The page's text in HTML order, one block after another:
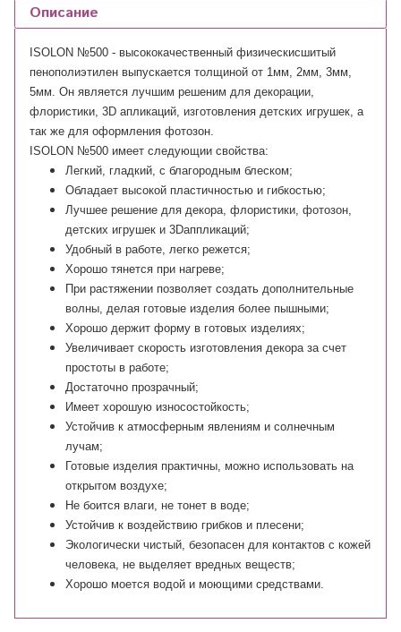
Описание
ISOLON №500 - высококачественный физическисшитый
пенополиэтилен выпускается толщиной от 1мм, 2мм, 3мм,
5мм. Он является лучшим решеним для декорации,
флористики, 3D апликаций, изготовления детских игрушек, а
так же для оформления фотозон.
ISOLON №500 имеет следующии свойства:
Легкий, гладкий, с благородным блеском;
Обладает высокой пластичностью и гибкостью;
Лучшее решение для декора, флористики, фотозон,
детских игрушек и 3Dаппликаций;
Удобный в работе, легко режется;
Хорошо тянется при нагреве;
При растяжении позволяет создать дополнительные
волны, делая готовые изделия более пышными;
Хорошо держит форму в готовых изделиях;
Увеличивает скорость изготовления декора за счет
простоты в работе;
Достаточно прозрачный;
Имеет хорошую износостойкость;
Устойчив к атмосферным явлениям и солнечным
лучам;
Готовые изделия практичны, можно использовать на
открытом воздухе;
Не боится влаги, не тонет в воде;
Устойчив к воздействию грибков и плесени;
Экологически чистый, безопасен для контактов с кожей
человека, не выделяет вредных веществ;
Хорошо моется водой и моющими средствами.